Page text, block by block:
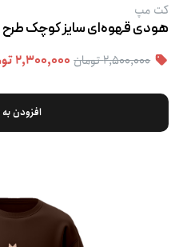
کت‌ مپ
هودی قهوه‌ای سایز کوچک
۲,۵۰۰,۰۰۰ تومان ۲,۳۰۰,۰۰۰ تومان
افزودن